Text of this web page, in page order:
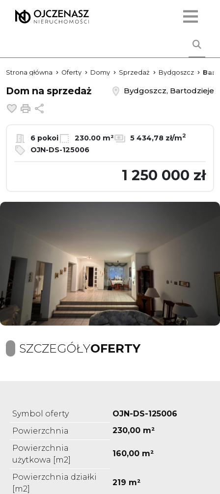
Strona główna Oferty Domy Sprzedaż Bydgoszcz
Dom na sprzedaż
Bydgoszcz, Bartodzieje
Dodaj do ulubionych
Drukuj
6 pokoi 230.00 m² 5 434,78 zł/m2
OJN-DS-125006
1 250 000 zł
SZCZEGÓŁYOFERTY
Symbol oferty
OJN-DS-125006
Powierzchnia
230,00 m²
Powierzchnia
użytkowa [m2]
160,00 m²
Powierzchnia działki
[m2]
219 m²